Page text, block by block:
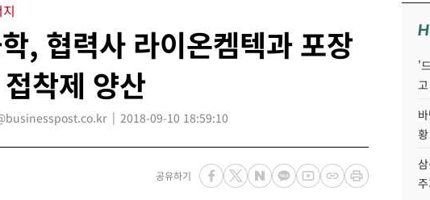
, 협력사 라이온켐텍과 포장
착제 양산
2018-09-10 18:59:10
공유하기
'